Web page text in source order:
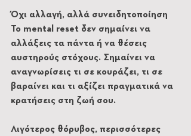
Όχι αλλαγή, αλλά συνειδητοποίηση
Το mental reset δεν σημαίνει να
αλλάξεις τα πάντα ή να θέσεις
αυστηρούς στόχους. Σημαίνει να
αναγνωρίσεις τι σε κουράζει, τι σε
βαραίνει και τι αξίζει πραγματικά να
κρατήσεις στη ζωή σου.
Λιγότερος θόρυβος, περισσότερες